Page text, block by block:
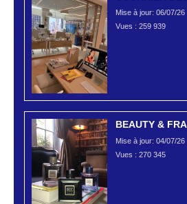
Mise à jour: 06/07/26
Vues : 259 939
BEAUTY &
Mise à jour: 04/07/26
Vues : 270 345